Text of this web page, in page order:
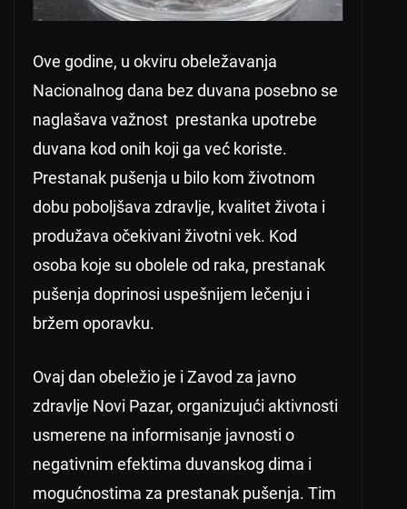
Ove godine, u okviru obeležavanja
Nacionalnog dana bez duvana posebno se
naglašava važnost prestanka upotrebe
duvana kod onih koji ga već koriste.
Prestanak pušenja u bilo kom životnom
dobu poboljšava zdravlje, kvalitet života i
produžava očekivani životni vek. Kod
osoba koje su obolele od raka, prestanak
pušenja doprinosi uspešnijem lečenju i
bržem oporavku.
Ovaj dan obeležio je i Zavod za javno
zdravlje Novi Pazar, organizujući aktivnosti
usmerene na informisanje javnosti o
negativnim efektima duvanskog dima i
mogućnostima za prestanak pušenja. Tim